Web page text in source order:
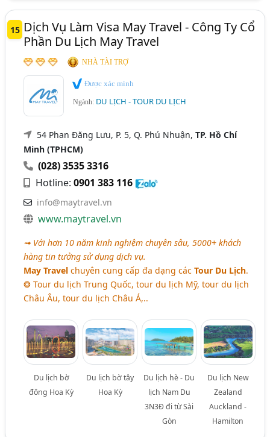
15 Dịch Vụ Làm Visa May Travel - Công Ty Cổ
Phần Du Lịch May Travel
NHÀ TÀI TRỢ
Được xác minh
Ngành: DU LỊCH - TOUR DU LỊCH
54 Phan Đăng Lưu, P. 5, Q. Phú Nhuận,TP. Hồ Chí
Minh (TPHCM)
(028) 3535 3316
Hotline:0901 383 116
info@maytravel.vn
www.maytravel.vn
➟ Với hơn 10 năm kinh nghiệm chuyên sâu, 5000+ khách
hàng tin tưởng sử dụng dịch vụ.
May Travel chuyên cung cấp đa dạng cácTour Du Lịch.
❂ Tour du lịch Trung Quốc, tour du lịch Mỹ, tour du lịch
Châu Âu, tour du lịch Châu Á,..
Du lịch bờ
đông Hoa Kỳ
Du lịch bờ tây
Hoa Kỳ
Du lịch hè - Du
lịch Nam Du
3N3Đ đi từ Sài
Gòn
Du lịch New
Zealand
Auckland -
Hamilton